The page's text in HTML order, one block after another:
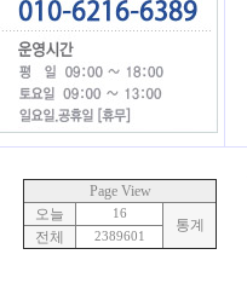
Page View
오늘
16
통계
전체 2389601